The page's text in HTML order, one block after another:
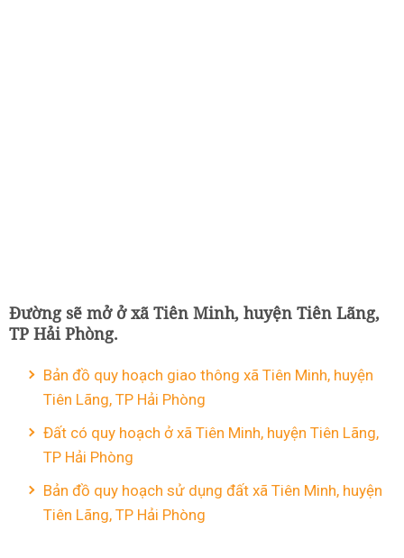
Đường sẽ mở ở xã Tiên Minh, huyện Tiên Lãng,
TP Hải Phòng.
Bản đồ quy hoạch giao thông xã Tiên Minh, huyện
Tiên Lãng, TP Hải Phòng
Đất có quy hoạch ở xã Tiên Minh, huyện Tiên Lãng,
TP Hải Phòng
Bản đồ quy hoạch sử dụng đất xã Tiên Minh, huyện
Tiên Lãng, TP Hải Phòng